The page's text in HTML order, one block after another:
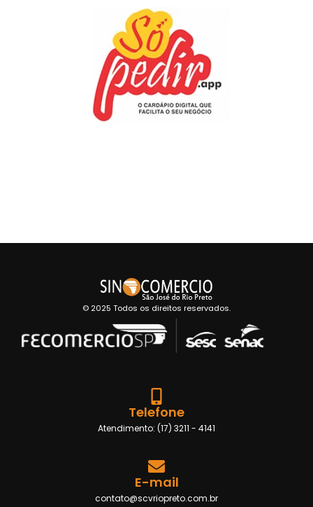
© 2025 Todos os direitos reservados.
Telefone
Atendimento: (17) 3211 - 4141
E-mail
contato@scvriopreto.com.br